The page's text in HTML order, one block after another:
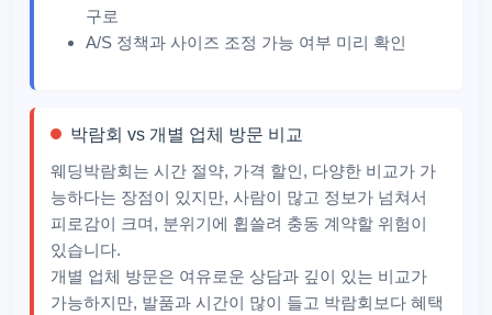
구로
A/S 정책과 사이즈 조정 가능 여부 미리 확인
박람회 vs 개별 업체 방문 비교
웨딩박람회는 시간 절약, 가격 할인, 다양한 비교가 가
능하다는 장점이 있지만, 사람이 많고 정보가 넘쳐서
피로감이 크며, 분위기에 휩쓸려 충동 계약할 위험이
있습니다.
개별 업체 방문은 여유로운 상담과 깊이 있는 비교가
가능하지만, 발품과 시간이 많이 들고 박람회보다 혜택